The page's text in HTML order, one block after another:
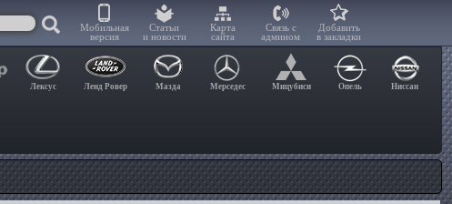
Мобильная
версия
Статьи
и новости
Карта
сайта
Связь с
админом
Добавить
в закладки
Лексус Ленд Ровер Мазда Мерседес Мицубиси Опель Ниссан